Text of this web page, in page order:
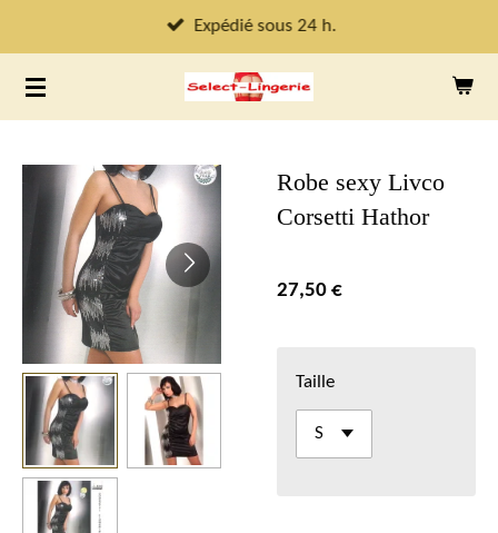
au
contenu
principal
Expédié sous 24 h.
Robe sexy Livco
Corsetti Hathor
27,50 €
Taille